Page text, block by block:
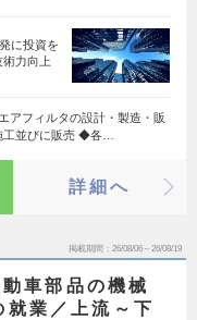
に投資を
力向上
アフィルタの設計・製造・販
工並びに販売 ◆各…
詳細へ
掲載期間 26/08/06～26/08/19
車部品の機械
業／上流～下